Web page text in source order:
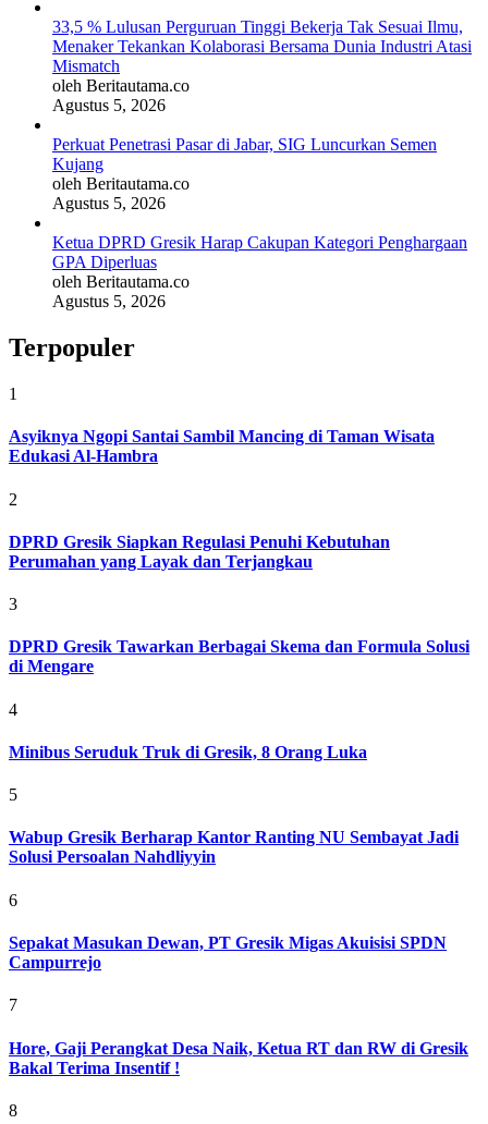
33,5 % Lulusan Perguruan Tinggi Bekerja Tak Sesuai Ilmu,
Menaker Tekankan Kolaborasi Bersama Dunia Industri Atasi
Mismatch
oleh Beritautama.co
Agustus 5, 2026
Perkuat Penetrasi Pasar di Jabar, SIG Luncurkan Semen
Kujang
oleh Beritautama.co
Agustus 5, 2026
Ketua DPRD Gresik Harap Cakupan Kategori Penghargaan
GPA Diperluas
oleh Beritautama.co
Agustus 5, 2026
Terpopuler
1
Asyiknya Ngopi Santai Sambil Mancing di Taman Wisata
Edukasi Al-Hambra
2
DPRD Gresik Siapkan Regulasi Penuhi Kebutuhan
Perumahan yang Layak dan Terjangkau
3
DPRD Gresik Tawarkan Berbagai Skema dan Formula Solusi
di Mengare
4
Minibus Seruduk Truk di Gresik, 8 Orang Luka
5
Wabup Gresik Berharap Kantor Ranting NU Sembayat Jadi
Solusi Persoalan Nahdliyyin
6
Sepakat Masukan Dewan, PT Gresik Migas Akuisisi SPDN
Campurrejo
7
Hore, Gaji Perangkat Desa Naik, Ketua RT dan RW di Gresik
Bakal Terima Insentif !
8